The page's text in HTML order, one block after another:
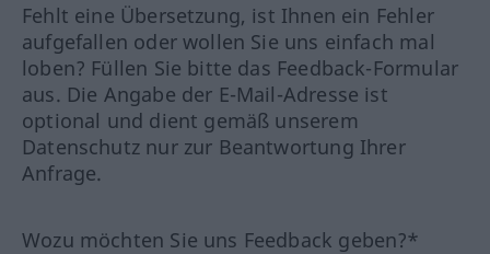
Fehlt eine Übersetzung, ist Ihnen ein Fehler
aufgefallen oder wollen Sie uns einfach mal
loben? Füllen Sie bitte das Feedback-Formular
aus. Die Angabe der E-Mail-Adresse ist
optional und dient gemäß unserem
Datenschutz nur zur Beantwortung Ihrer
Anfrage.
Wozu möchten Sie uns Feedback geben?*